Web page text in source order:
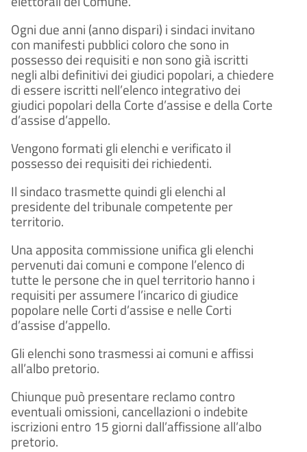
Ogni due anni (anno dispari) i sindaci invitano
con manifesti pubblici coloro che sono in
possesso dei requisiti e non sono già iscritti
negli albi definitivi dei giudici popolari, a chiedere
di essere iscritti nell’elenco integrativo dei
giudici popolari della Corte d’assise e della Corte
d’assise d’appello.
Vengono formati gli elenchi e verificato il
possesso dei requisiti dei richiedenti.
Il sindaco trasmette quindi gli elenchi al
presidente del tribunale competente per
territorio.
Una apposita commissione unifica gli elenchi
pervenuti dai comuni e compone l’elenco di
tutte le persone che in quel territorio hanno i
requisiti per assumere l’incarico di giudice
popolare nelle Corti d’assise e nelle Corti
d’assise d’appello.
Gli elenchi sono trasmessi ai comuni e affissi
all’albo pretorio.
Chiunque può presentare reclamo contro
eventuali omissioni, cancellazioni o indebite
iscrizioni entro 15 giorni dall’affissione all’albo
pretorio.